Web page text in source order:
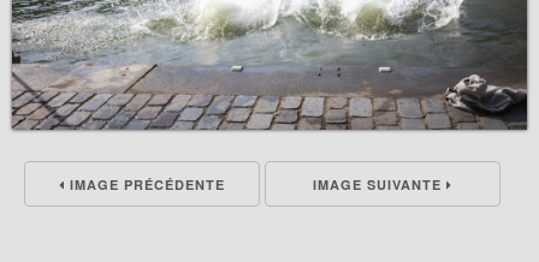
IMAGE PRÉCÉDENTE IMAGE SUIVANTE